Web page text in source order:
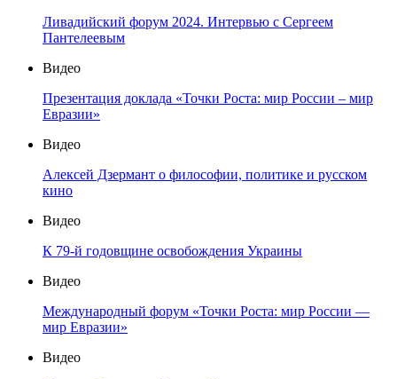
Ливадийский форум 2024. Интервью с Сергеем
Пантелеевым
Видео
Презентация доклада «Точки Роста: мир России – мир
Евразии»
Видео
Алексей Дзермант о философии, политике и русском
кино
Видео
К 79-й годовщине освобождения Украины
Видео
Международный форум «Точки Роста: мир России —
мир Евразии»
Видео